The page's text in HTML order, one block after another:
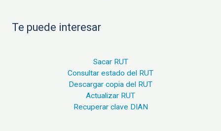
Te puede interesar
Sacar RUT
Consultar estado del RUT
Descargar copia del RUT
Actualizar RUT
Recuperar clave DIAN